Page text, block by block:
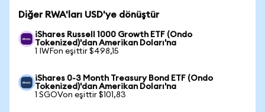
Diğer RWA'ları USD'ye dönüştür
iShares Russell 1000 Growth ETF (Ondo
Tokenized)'dan Amerikan Doları'na
1 IWFon eşittir $498,15
iShares 0-3 Month Treasury Bond ETF (Ondo
Tokenized)'dan Amerikan Doları'na
1 SGOVon eşittir $101,83